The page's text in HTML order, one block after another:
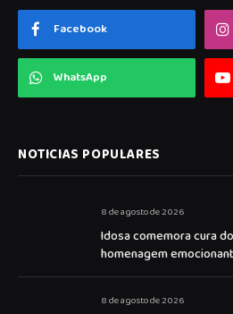
Facebook
WhatsApp
NOTICIAS POPULARES
8 de agosto de 2026
Idosa comemora cura
homenagem
8 de agosto de 2026